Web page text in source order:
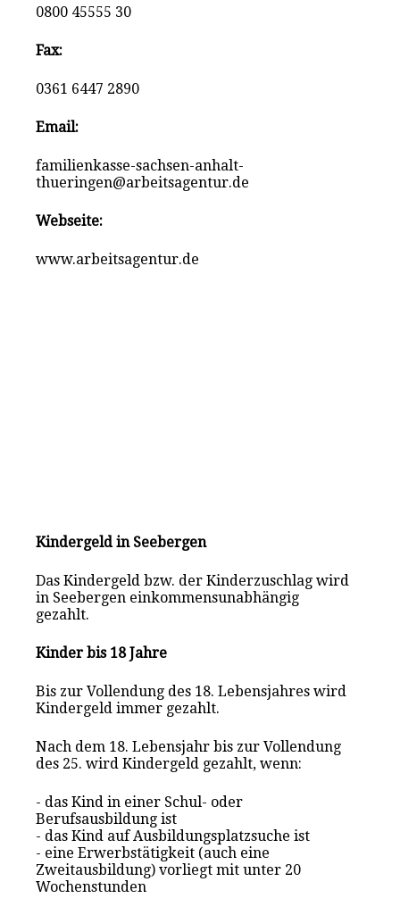
0800 45555 30
Fax:
0361 6447 2890
Email:
familienkasse-sachsen-anhalt-
thueringen@arbeitsagentur.de
Webseite:
www.arbeitsagentur.de
Kindergeld in Seebergen
Das Kindergeld bzw. der Kinderzuschlag wird
in Seebergen einkommensunabhängig
gezahlt.
Kinder bis 18 Jahre
Bis zur Vollendung des 18. Lebensjahres wird
Kindergeld immer gezahlt.
Nach dem 18. Lebensjahr bis zur Vollendung
des 25. wird Kindergeld gezahlt, wenn:
- das Kind in einer Schul- oder
Berufsausbildung ist
- das Kind auf Ausbildungsplatzsuche ist
- eine Erwerbstätigkeit (auch eine
Zweitausbildung) vorliegt mit unter 20
Wochenstunden